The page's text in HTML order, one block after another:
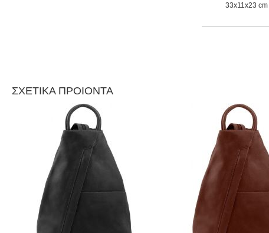
33x11x23 cm
ΣΧΕΤΙΚΑ ΠΡΟΙΟΝΤΑ